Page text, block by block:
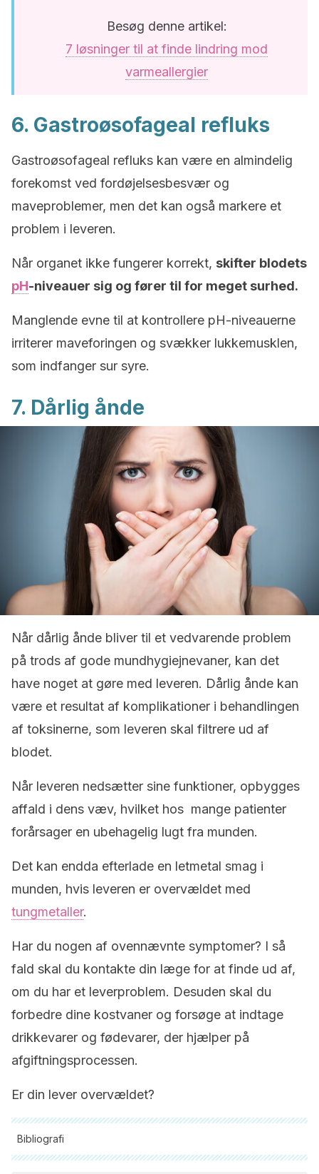
Besøg denne artikel:
7 løsninger til at finde lindring mod
varmeallergier
6. Gastroøsofageal refluks
Gastroøsofageal refluks kan være en almindelig
forekomst ved fordøjelsesbesvær og
maveproblemer, men det kan også markere et
problem i leveren.
Når organet ikke fungerer korrekt, skifter blodets
pH-niveauer sig og fører til for meget surhed.
Manglende evne til at kontrollere pH-niveauerne
irriterer maveforingen og svækker lukkemusklen,
som indfanger sur syre.
7. Dårlig ånde
Når dårlig ånde bliver til et vedvarende problem
på trods af gode mundhygiejnevaner, kan det
have noget at gøre med leveren. Dårlig ånde kan
være et resultat af komplikationer i behandlingen
af toksinerne, som leveren skal filtrere ud af
blodet.
Når leveren nedsætter sine funktioner, opbygges
affald i dens væv, hvilket hos mange patienter
forårsager en ubehagelig lugt fra munden.
Det kan endda efterlade en letmetal smag i
munden, hvis leveren er overvældet med
tungmetaller.
Har du nogen af ovennævnte symptomer? I så
fald skal du kontakte din læge for at finde ud af,
om du har et leverproblem. Desuden skal du
forbedre dine kostvaner og forsøge at indtage
drikkevarer og fødevarer, der hjælper på
afgiftningsprocessen.
Er din lever overvældet?
Bibliografi
Alle citerede kilder blev grundigt gennemgået af vores team